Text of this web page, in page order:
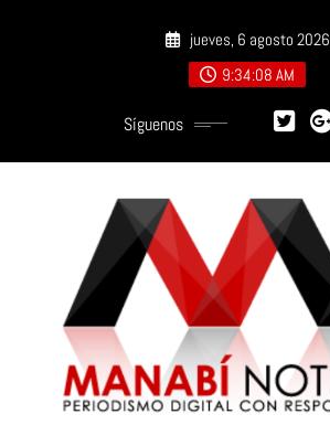
jueves, 6 agosto 2026
9:34:09 AM
Síguenos